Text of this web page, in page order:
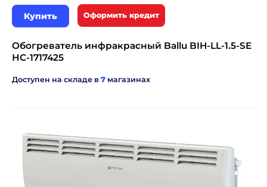
Купить Оформить кредит
Обогреватель инфракрасный Ballu BIH-LL-1.5-SE
НС-1717425
Доступен на складе в 7 магазинах